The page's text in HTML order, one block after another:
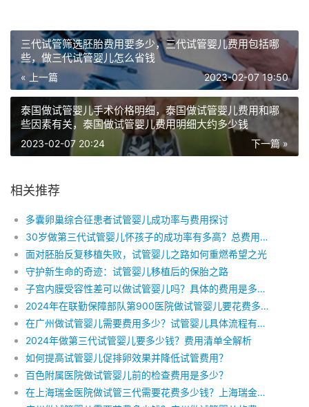
三代试管筛选胚胎费用要多少，三代试管婴儿费用包括哪
些，做三代试管婴儿怎么省钱
« 上一篇 2023-02-07 19:50
泰国做试管婴儿手术价格明细，泰国做试管婴儿费用和哪
些因素有关，泰国做试管婴儿费用明细大约多少钱
下一篇 »
2023-02-07 20:24
相关推荐
多囊卵巢综合征患者试管婴儿成功率与费用探讨
30岁做第三代试管婴儿怀孩子的成功率有多高？总费用是多少？
面对胚胎反复移植失败，试管婴儿之路如何重燃希望之光
守护新生命的奇迹：试管婴儿移植后的保胎之路
子宫内膜受容性差可以做试管婴儿吗？具体的费用是多少？
2024年在联勤保障部队第900医院做试管婴儿要花费多少钱？费用明细是怎么样的
在广州做试管婴儿需要费用多少？试管婴儿具体流程有哪些？广州试管婴儿成功率怎么样？
2024年做第三代试管婴儿要多少钱？费用清单全解析
如何提高试管婴儿促排卵效果并降低试管费用？
百色附属医院做试管婴儿前的检查费用是多少？
在上海瑞金医院做试管三代需要花费多少钱？上海瑞金做试管的费用明细是怎么样的